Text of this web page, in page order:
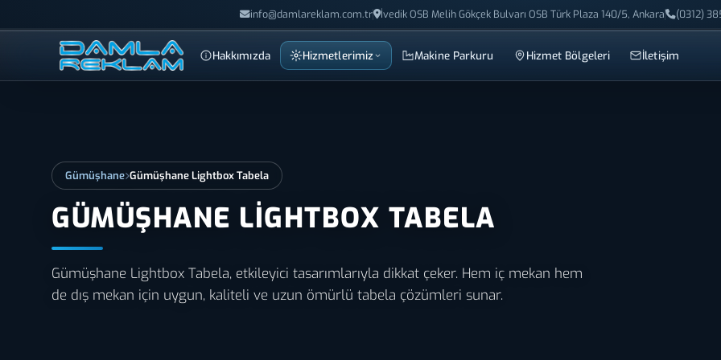
info@damlareklam.com.tr İvedik OSB Melih Gökçek Bulvarı OSB Türk Plaza 140/5, Ankara (0312)
Hakkımızda Hizmetlerimiz Makine Parkuru Hizmet Bölgeleri İletişim
Gümüşhane Gümüşhane Lightbox Tabela
GÜMÜŞHANE LIGHTBOX TABELA
Gümüşhane Lightbox Tabela, etkileyici tasarımlarıyla dikkat çeker. Hem iç mekan hem
de dış mekan için uygun, kaliteli ve uzun ömürlü tabela çözümleri sunar.